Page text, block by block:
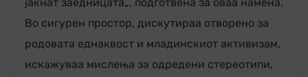
Во сигурен простор, дискутираа отворено за
родовата еднаквост и младинскиот активизам,
искажуваа мислења за одредени стереотипи,